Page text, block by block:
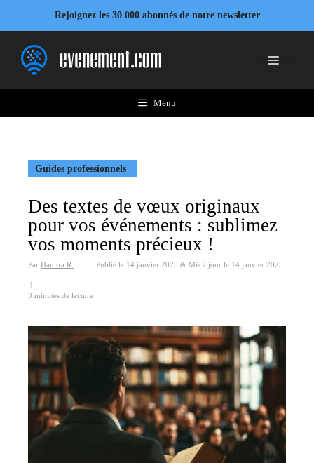
contenu
Rejoignez les 30 000 abonnés de notre newsletter
Menu
Menu
Guides professionnels
Des textes de vœux originaux
pour vos événements : sublimez
vos moments précieux !
Par Hanitra R. Publié le 14 janvier 2025 & Mis à jour le 14 janvier 2025
|
3 minutes de lecture